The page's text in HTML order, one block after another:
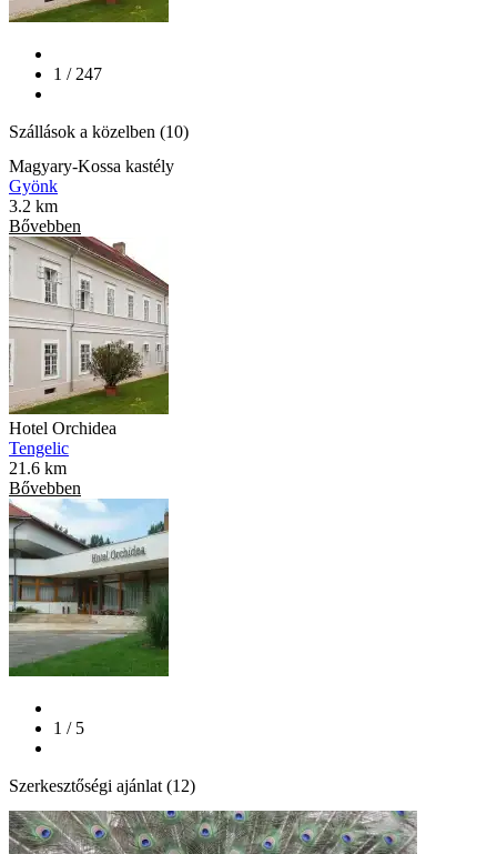
1 / 247
Szállások a közelben (10)
Magyary-Kossa kastély
Gyönk
3.2 km
Bővebben
Hotel Orchidea
Tengelic
21.6 km
Bővebben
1 / 5
Szerkesztőségi ajánlat (12)